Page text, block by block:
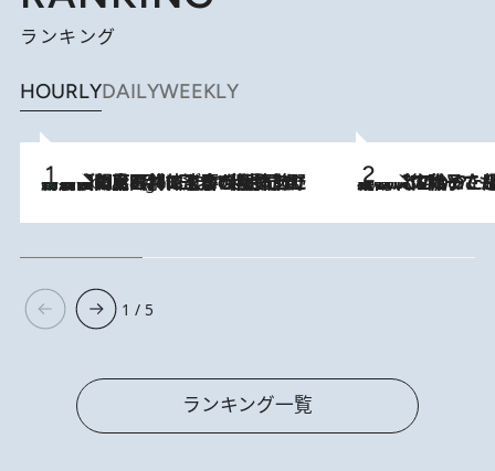
ランキング
HOURLYDAILYWEEKLY
8 Hours Ago
「最後に見られてよかった」上野動物園の東園パンダ舎が解体前に特別公開。8月16日まで延長されたパネル展と共に辿る“半世紀”のパンダ飼育《解体工事の図面あり》 2026.8.5
【阿川佐和子さんの年とる力】なぜ70代で始めた趣味は“こんなに楽しい”のか？ ピアノ、俳句…スランプに陥っても続けられる“ある秘訣”とは
1 / 5
ランキング一覧